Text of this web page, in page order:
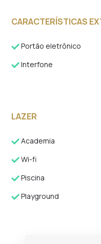
CARACTERÍSTICAS
Portão eletrônico
Interfone
LAZER
Academia
Wi-fi
Piscina
Playground